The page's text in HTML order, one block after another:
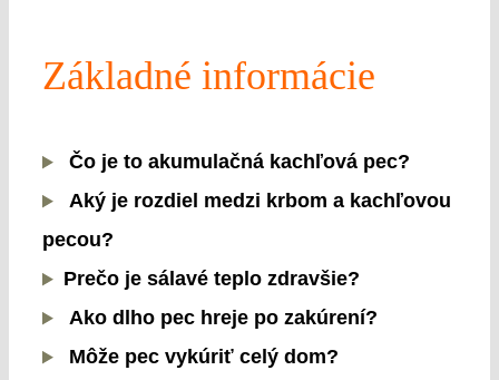
Základné informácie
Čo je to akumulačná kachľová pec?
Aký je rozdiel medzi krbom a kachľovou
pecou?
Prečo je sálavé teplo zdravšie?
Ako dlho pec hreje po zakúrení?
Môže pec vykúriť celý dom?